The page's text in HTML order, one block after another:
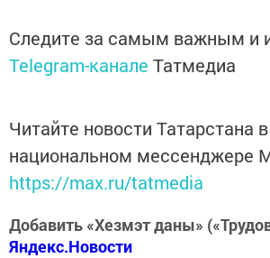
Следите за самым важным и
Telegram-канале Татмедиа
Читайте новости Татарстана в
национальном мессенджере
https://max.ru/tatmedia
Добавить «Хезмэт даны»
Яндекс.Новости